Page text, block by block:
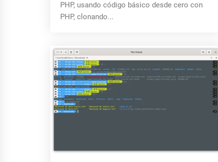
PHP, usando código básico desde cero con
PHP, clonando...